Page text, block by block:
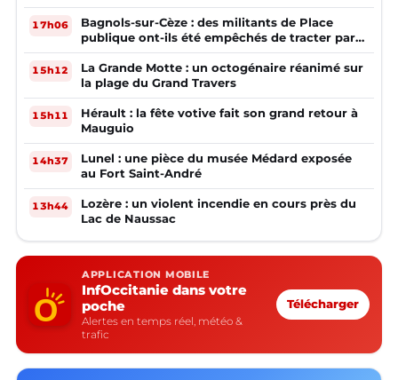
17h06
Bagnols-sur-Cèze : des militants de Place
publique ont-ils été empêchés de tracter par
la mairie ?
15h12
La Grande Motte : un octogénaire réanimé sur
la plage du Grand Travers
15h11
Hérault : la fête votive fait son grand retour à
Mauguio
14h37
Lunel : une pièce du musée Médard exposée
au Fort Saint-André
13h44
Lozère : un violent incendie en cours près du
Lac de Naussac
APPLICATION MOBILE
InfOccitanie dans votre
poche
Alertes en temps réel, météo &
trafic
Télécharger